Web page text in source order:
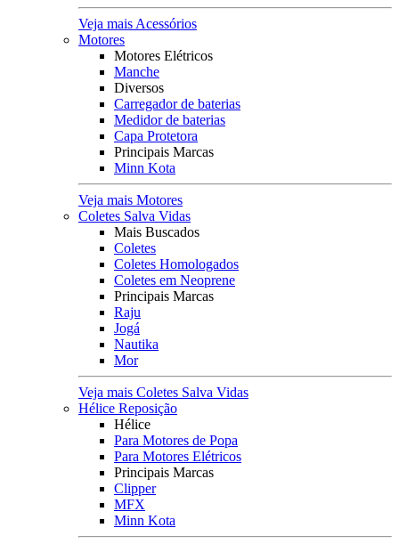
Veja mais Acessórios
Motores
Motores Elétricos
Manche
Diversos
Carregador de baterias
Medidor de baterias
Capa Protetora
Principais Marcas
Minn Kota
Veja mais Motores
Coletes Salva Vidas
Mais Buscados
Coletes
Coletes Homologados
Coletes em Neoprene
Principais Marcas
Raju
Jogá
Nautika
Mor
Veja mais Coletes Salva Vidas
Hélice Reposição
Hélice
Para Motores de Popa
Para Motores Elétricos
Principais Marcas
Clipper
MFX
Minn Kota